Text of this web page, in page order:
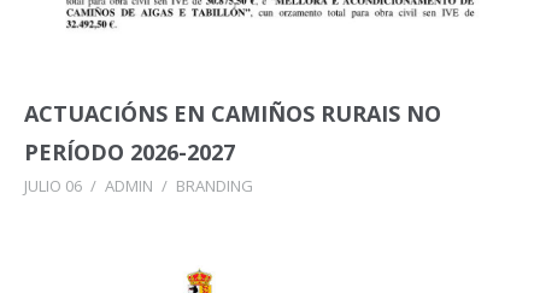
ACTUACIÓNS EN CAMIÑOS RURAIS NO
PERÍODO 2026-2027
JULIO 06 / ADMIN / BRANDING